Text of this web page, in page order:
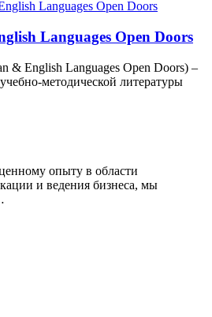
Languages Open Doors
English Languages Open Doors) –
методической литературы
опыту в области
и ведения бизнеса, мы